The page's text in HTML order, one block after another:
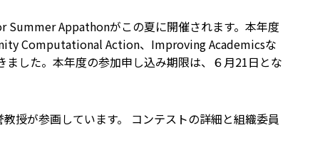
Summer Appathonがこの夏に開催されます。本年度
Computational Action、Improving Academicsな
した。本年度の参加申し込み期限は、６月21日とな
授が参画しています。 コンテストの詳細と組織委員